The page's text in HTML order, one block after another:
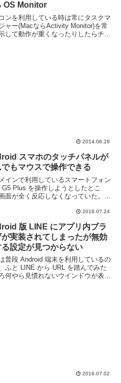
OS Monitor
ンを利用している時は常にタスクマ
ャー(MacならActivity Monitor)を常
して動作が重くなったりしたらチェ
2014.06.28
スマホのタッチパネルが
もマウスで操作できる
インで利用しているスマートフォン
G5 Plus を操作しようとしたとこ
面が全く反応しなくなっていた。指
は動作するがタッチパネルが完全に無
2018.07.24
版 LINE にアプリ内ブラ
が実装されてしまったが無効
る設定が見つからない
普段 Android 端末を利用しているの
ふと LINE から URL を踏んでみた
何やら見慣れないウインドウが表示
2016.07.02